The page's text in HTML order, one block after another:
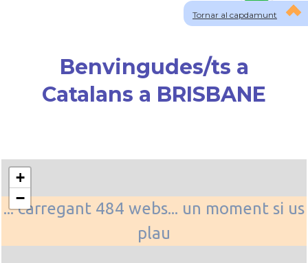
Tornar al capdamunt
Benvingudes/ts a
Catalans a BRISBANE
... carregant 484 webs... un moment si us
plau
+
−